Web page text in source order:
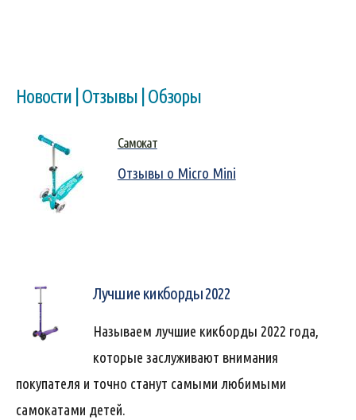
Новости | Отзывы | Обзоры
Самокат
Отзывы о Micro Mini
Лучшие кикборды 2022
Называем лучшие кикборды 2022 года,
которые заслуживают внимания
покупателя и точно станут самыми любимыми
самокатами детей.